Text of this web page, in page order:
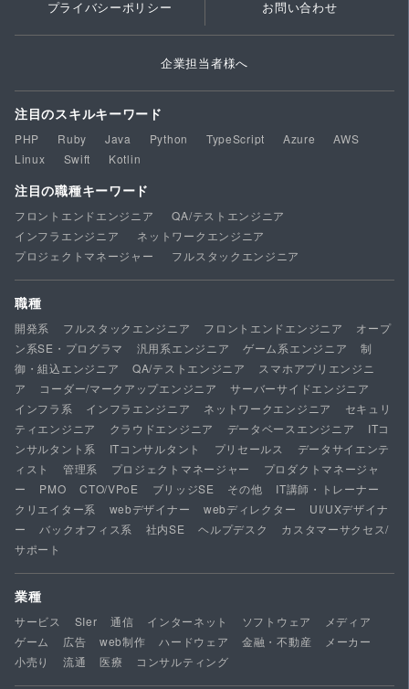
プライバシーポリシー お問い合わせ
企業担当者様へ
注目のスキルキーワード
PHP Ruby Java Python TypeScript Azure
AWS
Linux
Swift Kotlin
注目の職種キーワード
フロントエンドエンジニア
QA/テストエンジニア
インフラエンジニア
ネットワークエンジニア
プロジェクトマネージャー
フルスタックエンジニア
職種
開発系 フルスタックエンジニア フロントエンドエンジニア
オープ
ン系SE・プログラマ
汎用系エンジニア ゲーム系エンジニア
制
御・組込エンジニア
QA/テストエンジニア
スマホアプリエンジニ
ア
コーダー/マークアップエンジニア
サーバーサイドエンジニア
インフラ系
インフラエンジニア ネットワークエンジニア
セキュリ
ティエンジニア
クラウドエンジニア データベースエンジニア
ITコ
ンサルタント系
ITコンサルタント プリセールス
データサイエンテ
ィスト
管理系 プロジェクトマネージャー
プロダクトマネージャ
ー
PMO CTO/VPoE ブリッジSE その他
IT講師・トレーナー
クリエイター系
webデザイナー webディレクター
UI/UXデザイナ
ー
バックオフィス系 社内SE ヘルプデスク
カスタマーサクセス/
サポート
業種
サービス SIer 通信 インターネット ソフトウェア
メディア
ゲーム
広告 web制作 ハードウェア 金融・不動産
メーカー
小売り
流通 医療 コンサルティング